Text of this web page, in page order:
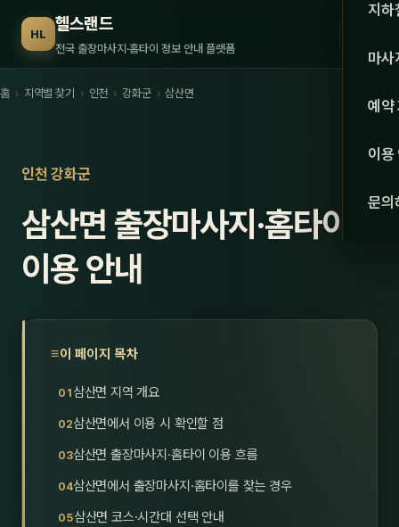
HL 헬스랜드
전국 출장마사지·홈타이 정보 안내 플랫폼 서울
강원·
강원
충북
지하
마사
관리
스
예약
이용
문의
홈 › 지역별 찾기 › 인천 › 강화군 › 삼산면
인천 강화군
삼산면 출장마사지·홈타이
이용 안내
이 페이지 목차
삼산면 지역 개요
삼산면에서 이용 시 확인할 점
삼산면 출장마사지·홈타이 이용 흐름
삼산면에서 출장마사지·홈타이를 찾는 경우
삼산면 코스·시간대 선택 안내